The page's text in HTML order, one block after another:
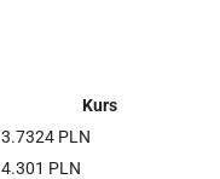
Kurs
3.7324 PLN
4.301 PLN